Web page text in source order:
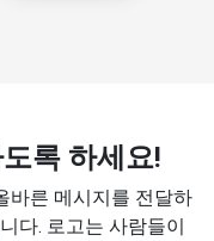
록 하세요!
바른 메시지를 전달하
다. 로고는 사람들이